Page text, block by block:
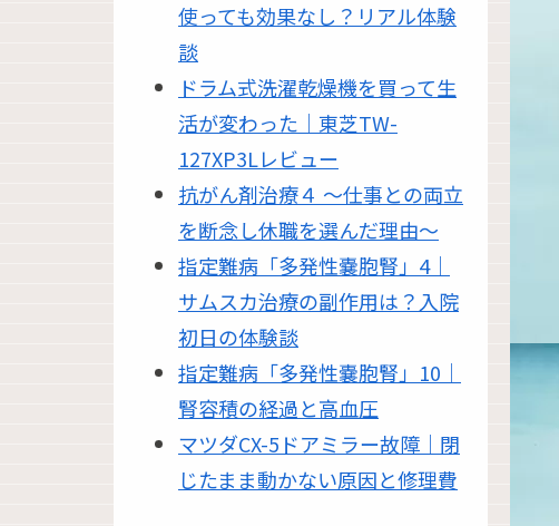
使っても効果なし？リアル体験
談
ドラム式洗濯乾燥機を買って生
活が変わった｜東芝TW-
127XP3Lレビュー
抗がん剤治療４ 〜仕事との両立
を断念し休職を選んだ理由〜
指定難病「多発性嚢胞腎」4｜
サムスカ治療の副作用は？入院
初日の体験談
指定難病「多発性嚢胞腎」10｜
腎容積の経過と高血圧
マツダCX-5ドアミラー故障｜閉
じたまま動かない原因と修理費